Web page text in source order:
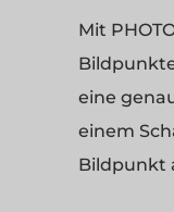
Mit
eine
einem
Bildpunkt